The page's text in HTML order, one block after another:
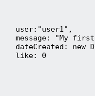
				user:"user1",
message: "My
dateCreated:
				like: 0